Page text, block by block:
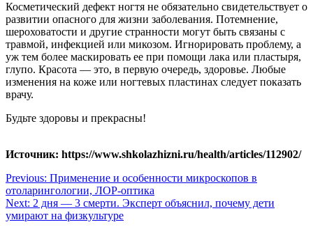
Косметический дефект ногтя не обязательно свидетельствует о
развитии опасного для жизни заболевания. Потемнение,
шероховатости и другие странности могут быть связаны с
травмой, инфекцией или микозом. Игнорировать проблему, а
уж тем более маскировать ее при помощи лака или пластыря,
глупо. Красота — это, в первую очередь, здоровье. Любые
изменения на коже или ногтевых пластинах следует показать
врачу.
Будьте здоровы и прекрасны!
Источник: https://www.shkolazhizni.ru/health/articles/112902/
Навигация
по
записям
Previous: Применение и особенности микроскопов в
отоларингологии, ЛОР-оптика
Next: 2 дня — 3 смерти. Эксперт объяснил, почему дети
умирают на физкультуре